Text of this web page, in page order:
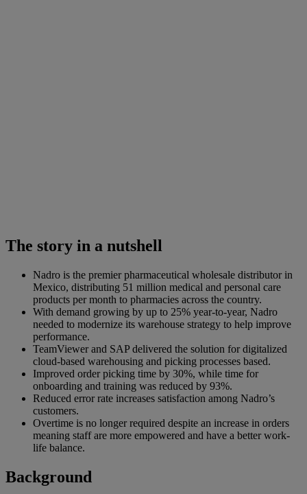
The story in a nutshell
Nadro is the premier pharmaceutical wholesale distributor in
Mexico, distributing 51 million medical and personal care
products per month to pharmacies across the country.
With demand growing by up to 25% year-to-year, Nadro
needed to modernize its warehouse strategy to help improve
performance.
TeamViewer and SAP delivered the solution for digitalized
cloud-based warehousing and picking processes based.
Improved order picking time by 30%, while time for
onboarding and training was reduced by 93%.
Reduced error rate increases satisfaction among Nadro’s
customers.
Overtime is no longer required despite an increase in orders
meaning staff are more empowered and have a better work-
life balance.
Background